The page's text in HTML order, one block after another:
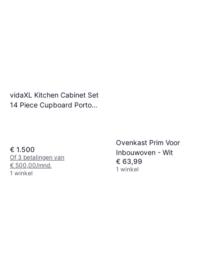
vidaXL Kitchen Cabinet Set
14 Piece Cupboard Porto
€ 1.500
Of 3 betalingen van
€ 500,00/mnd.
1 winkel
Ovenkast Prim Voor
Inbouwoven - Wit
€ 63,99
1 winkel